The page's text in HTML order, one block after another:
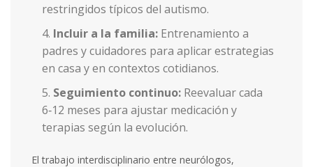
restringidos típicos del autismo.
Incluir a la familia: Entrenamiento a
padres y cuidadores para aplicar estrategias
en casa y en contextos cotidianos.
Seguimiento continuo: Reevaluar cada
6‑12 meses para ajustar medicación y
terapias según la evolución.
El trabajo interdisciplinario entre neurólogos,